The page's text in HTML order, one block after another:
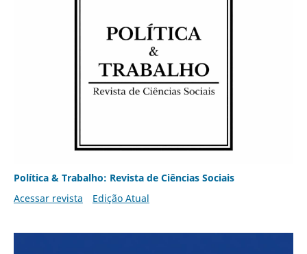
Política & Trabalho: Revista de Ciências Sociais
Acessar revista
Edição Atual